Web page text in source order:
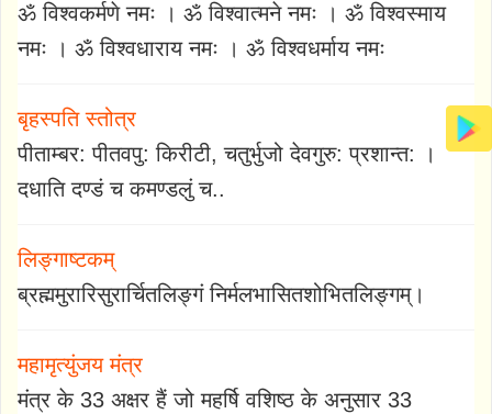
ॐ विश्वकर्मणे नमः । ॐ विश्वात्मने नमः । ॐ विश्वस्माय
नमः । ॐ विश्वधाराय नमः । ॐ विश्वधर्माय नमः
बृहस्पति स्तोत्र
पीताम्बर: पीतवपु: किरीटी, चतुर्भुजो देवगुरु: प्रशान्त: ।
दधाति दण्डं च कमण्डलुं च..
लिङ्गाष्टकम्
ब्रह्ममुरारिसुरार्चितलिङ्गं निर्मलभासितशोभितलिङ्गम्।
महामृत्युंजय मंत्र
मंत्र के 33 अक्षर हैं जो महर्षि वशिष्ठ के अनुसार 33